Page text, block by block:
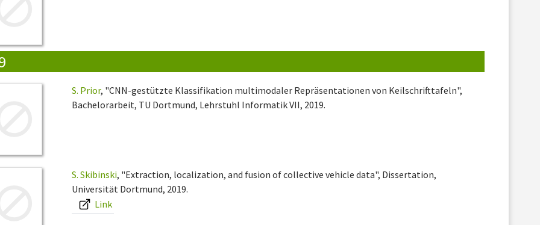
S. Prior, "CNN-gestützte Klassifikation multimodaler Repräsentationen von Keilschrifttafeln",
Bachelorarbeit, TU Dortmund, Lehrstuhl Informatik VII, 2019.
S. Skibinski, "Extraction, localization, and fusion of collective vehicle data", Dissertation,
Universität Dortmund, 2019.
Link